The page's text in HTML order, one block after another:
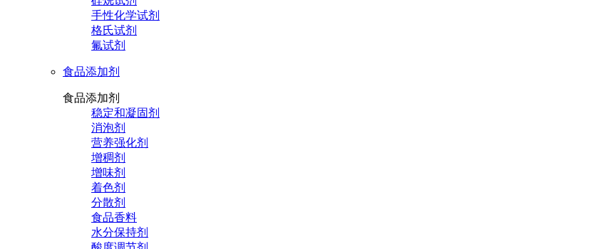
手性化学试剂
格氏试剂
氟试剂
食品添加剂
食品添加剂
稳定和凝固剂
消泡剂
营养强化剂
增稠剂
增味剂
着色剂
分散剂
食品香料
水分保持剂